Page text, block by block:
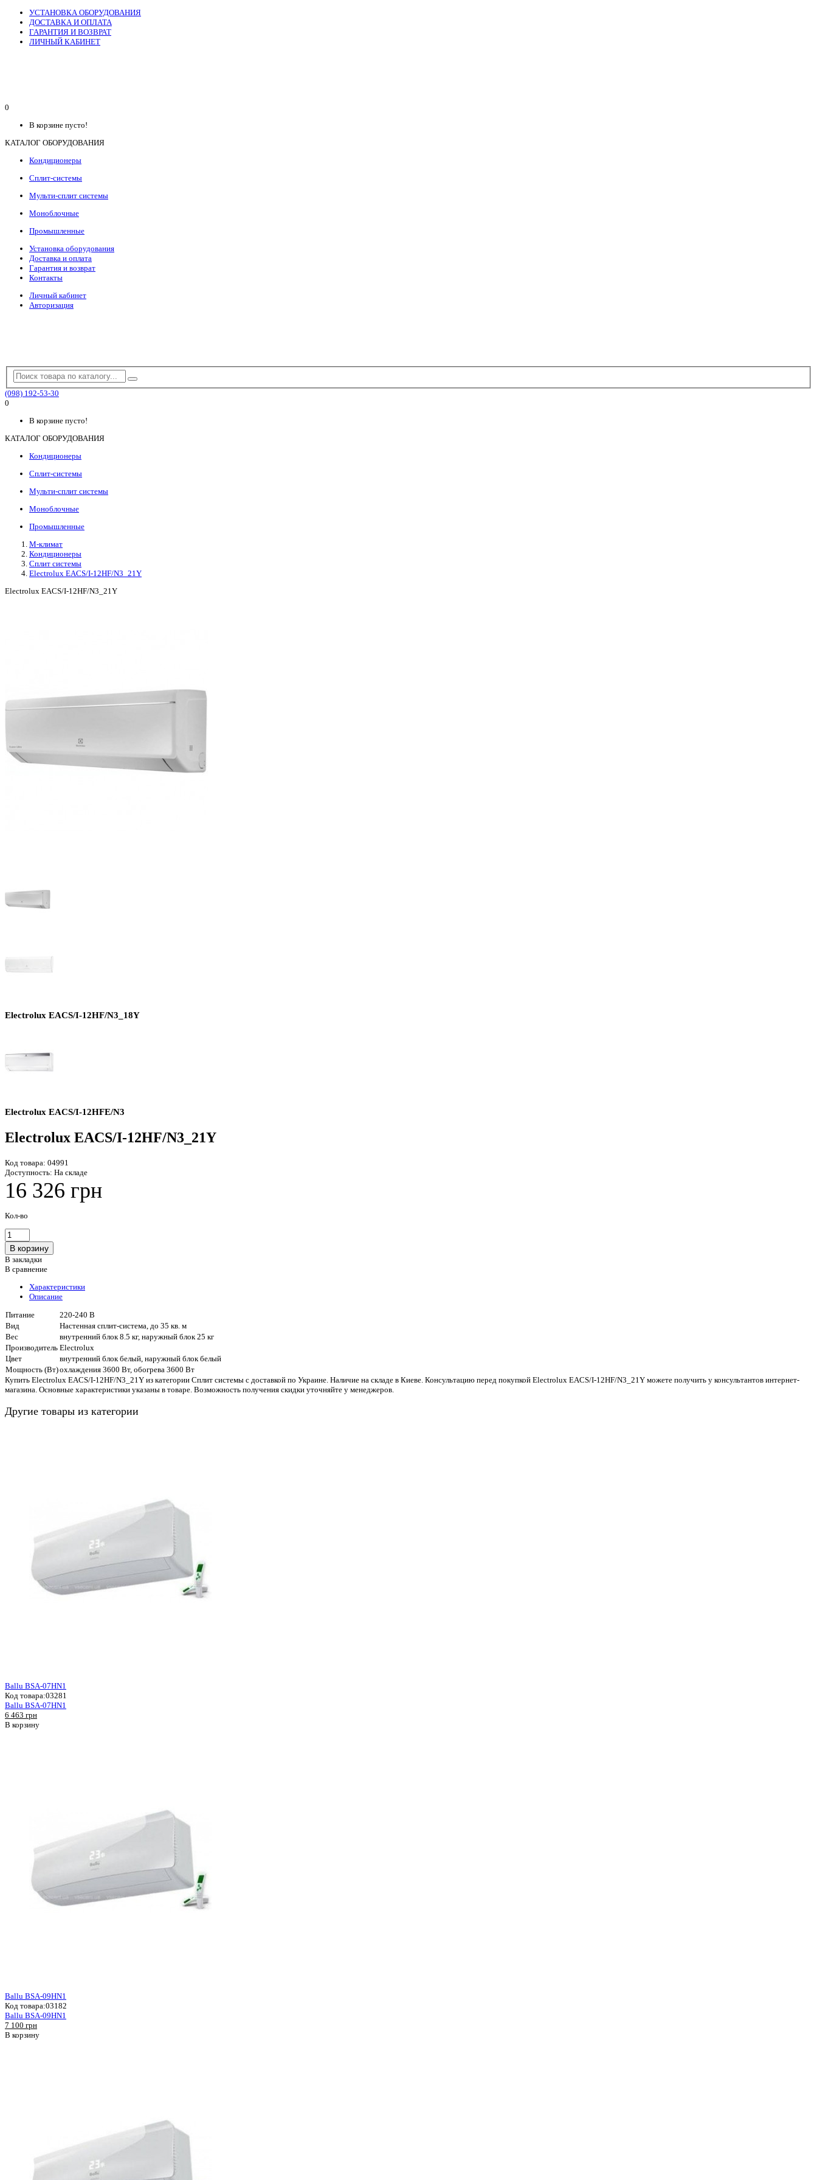
УСТАНОВКА ОБОРУДОВАНИЯ
ДОСТАВКА И ОПЛАТА
ГАРАНТИЯ И ВОЗВРАТ
ЛИЧНЫЙ КАБИНЕТ
0
В корзине пусто!
КАТАЛОГ ОБОРУДОВАНИЯ
Кондиционеры
Сплит-системы
Мульти-сплит системы
Моноблочные
Промышленные
Установка оборудования
Доставка и оплата
Гарантия и возврат
Контакты
Личный кабинет
Авторизация
(098) 192-53-30
0
В корзине пусто!
КАТАЛОГ ОБОРУДОВАНИЯ
Кондиционеры
Сплит-системы
Мульти-сплит системы
Моноблочные
Промышленные
М-климат
Кондиционеры
Сплит системы
Electrolux EACS/I-12HF/N3_21Y
Electrolux EACS/I-12HF/N3_21Y
Electrolux EACS/I-12HF/N3_18Y
Electrolux EACS/I-12HFE/N3
Electrolux EACS/I-12HF/N3_21Y
Код товара: 04991
Доступность: На складе
16 326 грн
Кол-во
В закладки
В сравнение
Характеристики
Описание
Питание
220-240 В
Вид
Настенная сплит-система, до 35 кв. м
Вес
внутренний блок 8.5 кг, наружный блок 25 кг
Производитель Electrolux
Цвет
внутренний блок белый, наружный блок белый
Мощность (Вт)охлаждения 3600 Вт, обогрева 3600 Вт
Купить Electrolux EACS/I-12HF/N3_21Y из категории Сплит системы с доставкой по Украине. Наличие на складе в Киеве. Консультацию перед покупкой Electrolux EACS/I-12HF/N3_21Y можете получить у консультантов интернет-
магазина. Основные характеристики указаны в товаре. Возможность получения скидки уточняйте у менеджеров.
Другие товары из категории
Ballu BSA-07HN1
Код товара:03281
Ballu BSA-07HN1
6 463 грн
В корзину
Ballu BSA-09HN1
Код товара:03182
Ballu BSA-09HN1
7 100 грн
В корзину